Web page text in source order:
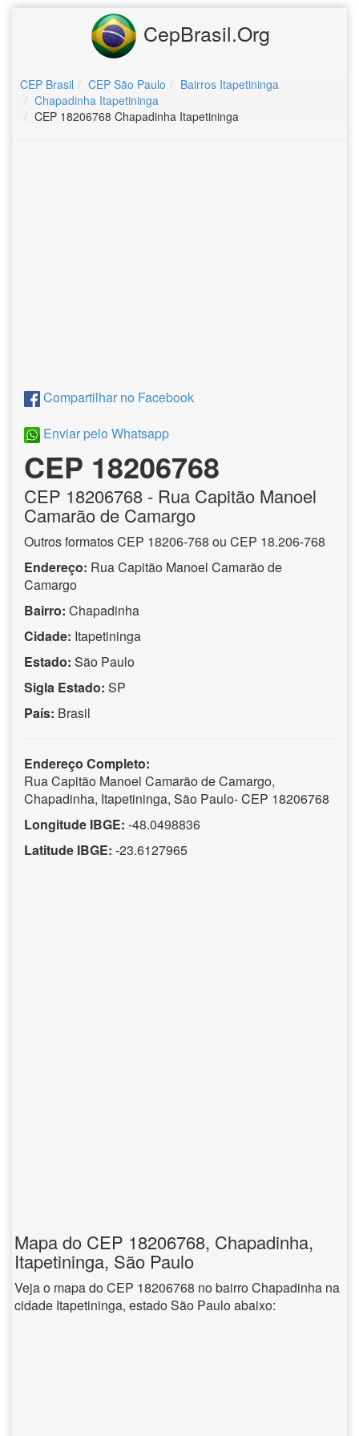
CepBrasil.Org
CEP Brasil CEP São Paulo
Bairros Itapetininga
Chapadinha Itapetininga
CEP 18206768 Chapadinha Itapetininga
Compartilhar no Facebook
Enviar pelo Whatsapp
CEP 18206768
CEP 18206768 - Rua Capitão Manoel
Camarão de Camargo
Outros formatos CEP 18206-768 ou CEP 18.206-768
Endereço: Rua Capitão Manoel Camarão de
Camargo
Bairro: Chapadinha
Cidade: Itapetininga
Estado: São Paulo
Sigla Estado: SP
País: Brasil
Endereço Completo:
Rua Capitão Manoel Camarão de Camargo,
Chapadinha, Itapetininga, São Paulo- CEP 18206768
Longitude IBGE: -48.0498836
Latitude IBGE: -23.6127965
Mapa do CEP 18206768, Chapadinha,
Itapetininga, São Paulo
Veja o mapa do CEP 18206768 no bairro Chapadinha na
cidade Itapetininga, estado São Paulo abaixo: